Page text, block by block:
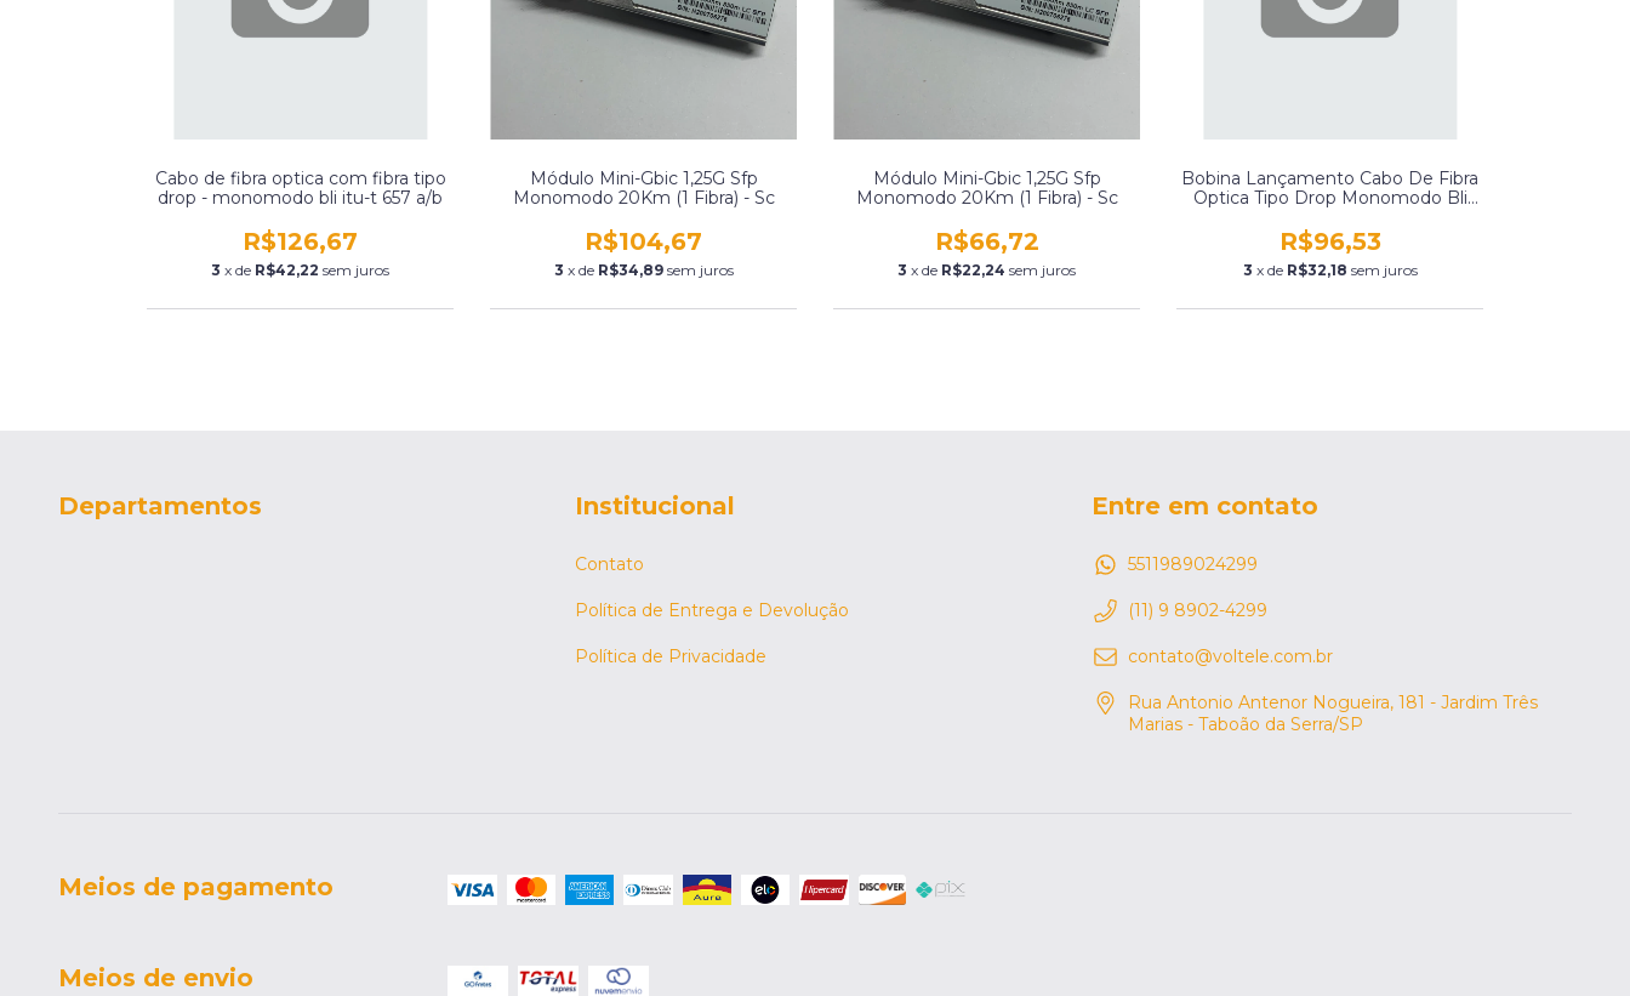
Cabo de fibra optica com fibra tipo
drop - monomodo bli itu-t 657 a/b
R$126,67
3 x de R$42,22 sem juros
Módulo Mini-Gbic 1,25G Sfp
Monomodo 20Km (1 Fibra) - Sc
R$104,67
3 x de R$34,89 sem juros
Módulo Mini-Gbic 1,25G Sfp
Monomodo 20Km (1 Fibra) - Sc
R$66,72
3 x de R$22,24 sem juros
Bobina Lançamento Cabo De Fibra
Optica Tipo Drop Monomodo Bli
R$96,53
3 x de R$32,18 sem juros
Departamentos Institucional
Contato
Política de Entrega e Devolução
Política de Privacidade
Entre em contato
5511989024299
(11) 9 8902-4299
contato@voltele.com.br
Rua Antonio Antenor Nogueira, 181 - Jardim Três
Marias - Taboão da Serra/SP
Meios de pagamento
Meios de envio